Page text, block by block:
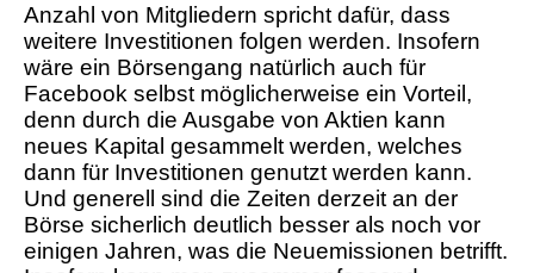
Anzahl von Mitgliedern spricht dafür, dass
weitere Investitionen folgen werden. Insofern
wäre ein Börsengang natürlich auch für
Facebook selbst möglicherweise ein Vorteil,
denn durch die Ausgabe von Aktien kann
neues Kapital gesammelt werden, welches
dann für Investitionen genutzt werden kann.
Und generell sind die Zeiten derzeit an der
Börse sicherlich deutlich besser als noch vor
einigen Jahren, was die Neuemissionen betrifft.